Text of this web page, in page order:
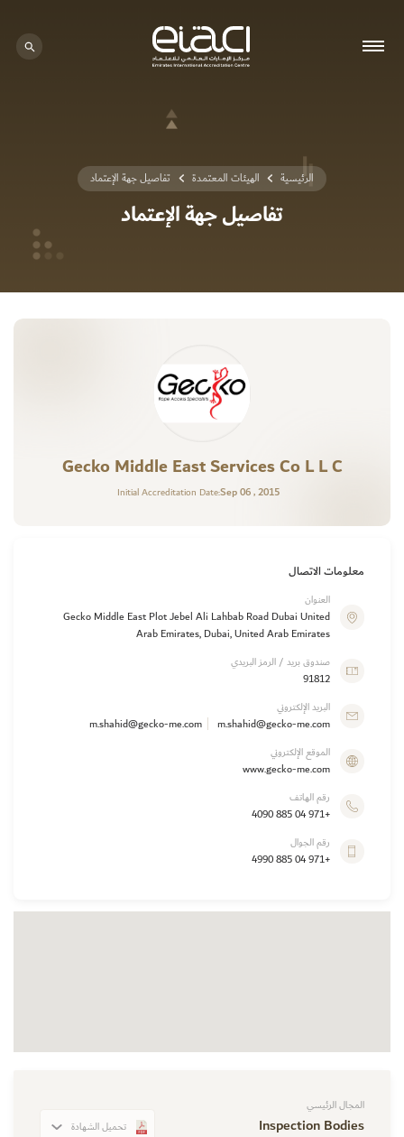
الرئيسية الهيئات المعتمدة تفاصيل جهة الإعتماد
تفاصيل جهة الإعتماد
Gecko Middle East Services Co L L C
Initial Accreditation Date:Sep 06 , 2015
معلومات الاتصال
العنوان
Gecko Middle East Plot Jebel Ali Lahbab Road Dubai United
Arab Emirates, Dubai, United Arab Emirates
صندوق بريد / الرمز البريدي
91812
البريد الإلكتروني
m.shahid@gecko-me.com
m.shahid@gecko-me.com
الموقع الإلكتروني
www.gecko-me.com
رقم الهاتف
+971 04 885 4090
رقم الجوال
+971 04 885 4990
المجال الرئيسي
Inspection Bodies تحميل الشهادة